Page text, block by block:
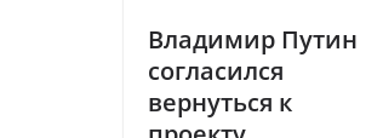
Владимир Путин
согласился
вернуться к